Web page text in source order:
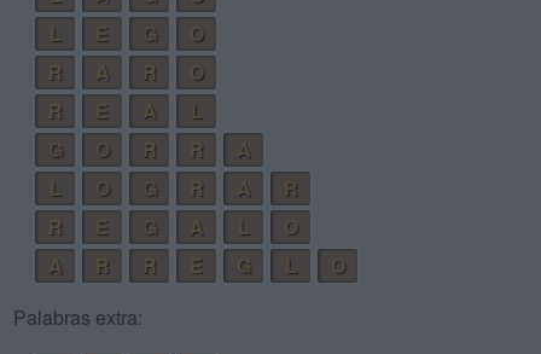
L
E G
O
R
A R
O
R
E A
L
G
O R R
A
L
O G R A
R
R
E G A L
O
A
R R E G L
O
Palabras extra: